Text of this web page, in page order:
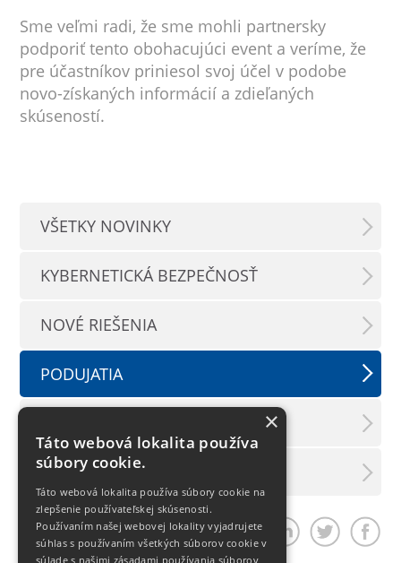
Sme veľmi radi, že sme mohli partnersky
podporiť tento obohacujúci event a veríme, že
pre účastníkov priniesol svoj účel v podobe
novo-získaných informácií a zdieľaných
skúseností.
VŠETKY NOVINKY
KYBERNETICKÁ BEZPEČNOSŤ
NOVÉ RIEŠENIA
PODUJATIA
LX INFORMAČNÝ SERVIS
Zdieľať článok
×
Táto webová lokalita používa
súbory cookie.
Táto webová lokalita používa súbory cookie na
zlepšenie používateľskej skúsenosti.
Používaním našej webovej lokality vyjadrujete
súhlas s používaním všetkých súborov cookie v
súlade s našimi zásadami používania súborov